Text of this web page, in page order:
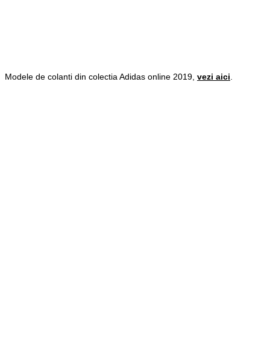
Modele de colanti din colectia Adidas online 2019, vezi aici.